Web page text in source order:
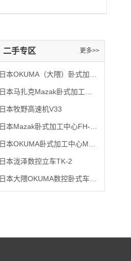
二手专区 更多>>
日本牧野高速机V33
日本泷泽数控立车TK-2